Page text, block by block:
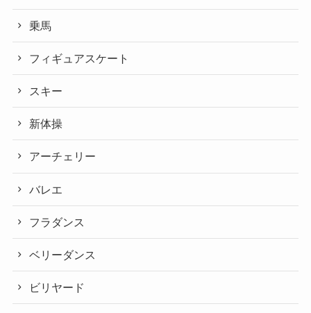
乗馬
フィギュアスケート
スキー
新体操
アーチェリー
バレエ
フラダンス
ベリーダンス
ビリヤード